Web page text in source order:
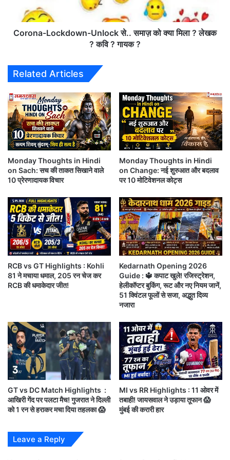
Sunday Thoughts : दुनिया के रीति है, यहाँ मजबूत से
मजबूत…
Saturday Thoughts : ना बादशाह चलता है… ना इक्का
चलता है ….
Monday Motivational Quote in Hindi
Friday Thoughts : जितना तेज़ होता है, उतना तेज़
डाऊनलोड नही होता
Thursday Thoughts : कल शीशा था, सब देख-देख कर
जाते थे, आज टूट गया..,
Wednesday Thoughts : प्रत्येक व्यक्ति अलग होता है,
हर किसी की क्षमता और कमजोरियां
Monday Thoughts : कटीली झाड़ियों पर ठहरी हुई बूंदों ने
बस यही बताया है….,
करों
आपको यह खबर कैसी लगी?
अपने WhatsApp दोस्तों के साथ जरूर शेयर
रा
त्म
क
वा
ता
व
र
ण
र
हे
o
-
U
n
l
o
c
k
से
.
स
मा
को
क्या
मि
ला
?
ले
?
क
वि
?
य
क
?
Corona-Lockdown-Unlock से.. समाज़ को क्या मिला ? लेखक
? कवि ? गायक ?
Related Articles
Monday Thoughts in Hindi
on Sach: सच की ताकत सिखाने वाले
10 प्रेरणादायक विचार
Monday Thoughts in Hindi
on Change: नई शुरुआत और बदलाव
पर 10 मोटिवेशनल कोट्स
RCB vs GT Highlights : Kohli
81 ने मचाया धमाल, 205 रन चेज कर
RCB की धमाकेदार जीत!
Kedarnath Opening 2026
Guide : 🔱 कपाट खुले! रजिस्ट्रेशन,
हेलीकॉप्टर बुकिंग, रूट और नए नियम जानें,
51 क्विंटल फूलों से सजा, अद्भुत दिव्य
नजारा
GT vs DC Match Highlights :
आखिरी गेंद पर पलटा मैच! गुजरात ने दिल्ली
को 1 रन से हराकर मचा दिया तहलका 😱
MI vs RR Highlights : 11 ओवर में
तबाही! जायसवाल ने उड़ाया तूफान 😱
मुंबई की करारी हार
Leave a Reply